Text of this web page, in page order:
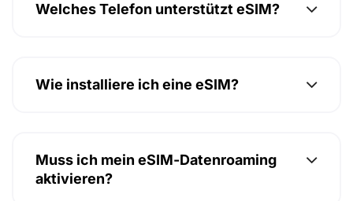
Welches Telefon unterstützt eSIM?
Wie installiere ich eine eSIM?
Muss ich mein eSIM-Datenroaming
aktivieren?